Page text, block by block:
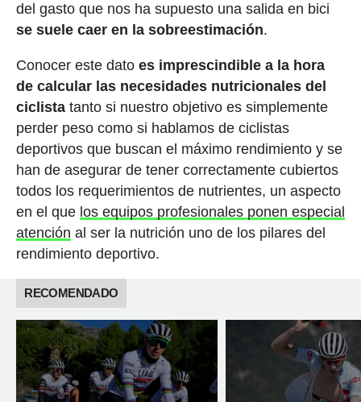
del gasto que nos ha supuesto una salida en bici
se suele caer en la sobreestimación.
Conocer este dato es imprescindible a la hora
de calcular las necesidades nutricionales del
ciclistatanto si nuestro objetivo es simplemente
perder peso como si hablamos de ciclistas
deportivos que buscan el máximo rendimiento y se
han de asegurar de tener correctamente cubiertos
todos los requerimientos de nutrientes, un aspecto
en el que los equipos profesionales ponen especial
atención al ser la nutrición uno de los pilares del
rendimiento deportivo.
RECOMENDADO